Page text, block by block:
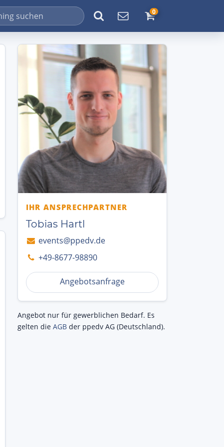
0
IHR ANSPRECHPARTNER
Tobias Hartl
events@ppedv.de
+49-8677-98890
Angebotsanfrage
Angebot nur für gewerblichen Bedarf. Es
gelten die AGB der ppedv AG (Deutschland).